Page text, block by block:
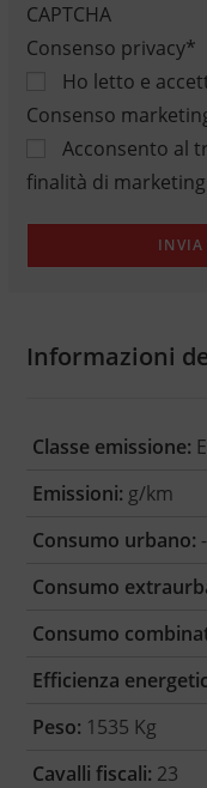
CAPTCHA
Consenso privacy*
Ho letto e
Consenso
Acconsento al
finalità di marketing
Informazioni
Classe emissione:
Emissioni: g/km
Consumo urbano: -
Consumo
Consumo
Efficienza
Peso: 1535 Kg
Cavalli fiscali: 23